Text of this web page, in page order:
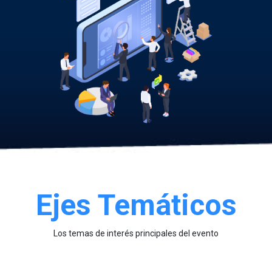
Ejes Temáticos
Los temas de interés principales del evento